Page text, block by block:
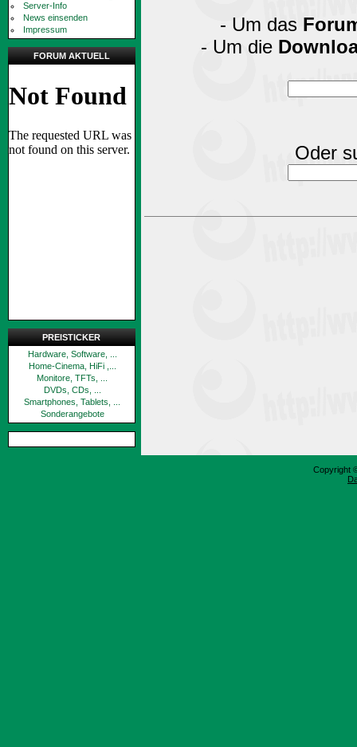
Server-Info
News einsenden
Impressum
FORUM AKTUELL
PREISTICKER
Hardware, Software, ...
Home-Cinema, HiFi ,...
Monitore, TFTs, ...
DVDs, CDs, ...
Smartphones, Tablets, ...
Sonderangebote
- Um das
- Um die
Oder
Copyright